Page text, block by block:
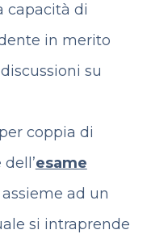
capacità di
in merito
su
coppia di
esame
ad un
si intraprende